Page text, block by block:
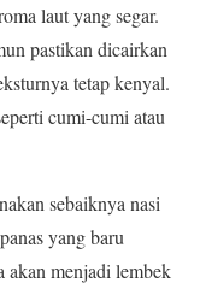
laut yang segar.
pastikan dicairkan
tetap kenyal.
cumi-cumi atau
sebaiknya nasi
yang baru
akan menjadi lembek